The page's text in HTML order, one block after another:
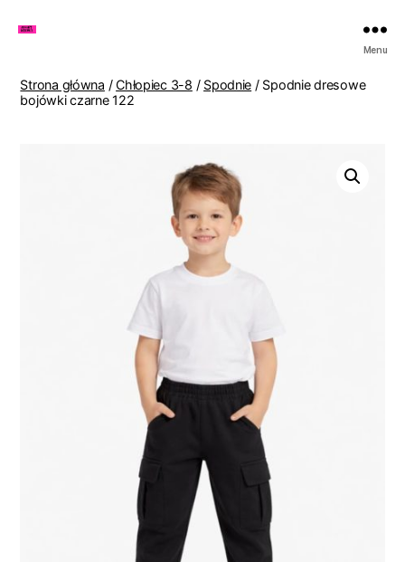
Lenki
Menu
Strona główna /Chłopiec 3-8 / Spodnie / Spodnie dresowe
bojówki czarne 122